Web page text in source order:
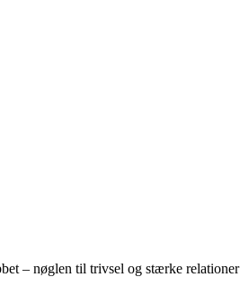
– nøglen til trivsel og stærke relationer